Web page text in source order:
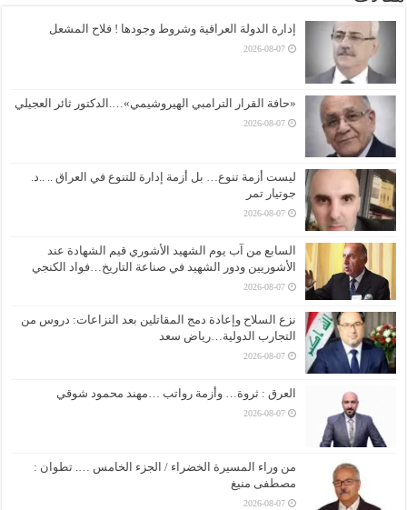
إدارة الدولة العراقية وشروط وجودها ! فلاح المشعل
2026-08-07
«حافة القرار الترامبي الهيروشيمي»….الدكتور ثائر العجيلي
2026-08-07
ليست أزمة تنوع… بل أزمة إدارة للتنوع في العراق .. ..د.
جوتيار تمر
2026-08-07
السابع من آب يوم الشهيد الأشوري قيم الشهادة عند
الأشوريين ودور الشهيد في صناعة التاريخ…فواد الكنجي
2026-08-07
نزع السلاح وإعادة دمج المقاتلين بعد النزاعات: دروس من
التجارب الدولية…رياض سعد
2026-08-07
العرق : ثروة… وأزمة رواتب …مهند محمود شوقي
2026-08-07
من وراء المسيرة الخضراء / الجزء الخامس …. تطوان :
مصطفى منيغ
2026-08-07